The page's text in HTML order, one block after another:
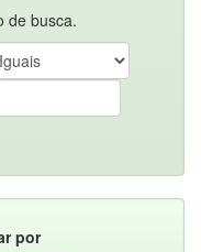
de busca.
por